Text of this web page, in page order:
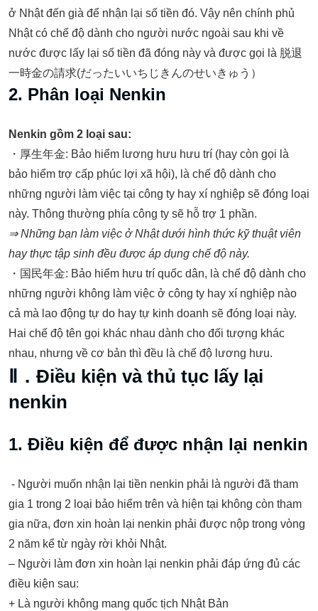
ở Nhật đến già để nhận lại số tiền đó. Vậy nên chính phủ
Nhật có chế độ dành cho người nước ngoài sau khi về
nước được lấy lại số tiền đã đóng này và được gọi là 脱退
一時金の請求(だったいいちじきんのせいきゅう）
2. Phân loại Nenkin
Nenkin gồm 2 loại sau:
・厚生年金: Bảo hiểm lương hưu hưu trí (hay còn gọi là
bảo hiểm trợ cấp phúc lợi xã hội), là chế độ dành cho
những người làm việc tại công ty hay xí nghiệp sẽ đóng loại
này. Thông thường phía công ty sẽ hỗ trợ 1 phần.
⇒Những bạn làm việc ở Nhật dưới hình thức kỹ thuật viên
hay thực tập sinh đều được áp dụng chế độ này.
・国民年金: Bảo hiểm hưu trí quốc dân, là chế độ dành cho
những người không làm việc ở công ty hay xí nghiệp nào
cả mà lao động tự do hay tự kinh doanh sẽ đóng loại này.
Hai chế độ tên gọi khác nhau dành cho đối tượng khác
nhau, nhưng về cơ bản thì đều là chế độ lương hưu.
Ⅱ．Điều kiện và thủ tục lấy lại
nenkin
1. Điều kiện để được nhận lại nenkin
‐ Người muốn nhận lại tiền nenkin phải là người đã tham
gia 1 trong 2 loại bảo hiểm trên và hiện tại không còn tham
gia nữa, đơn xin hoàn lại nenkin phải được nộp trong vòng
2 năm kể từ ngày rời khỏi Nhật.
– Người làm đơn xin hoàn lại nenkin phải đáp ứng đủ các
điều kiện sau:
+ Là người không mang quốc tịch Nhật Bản